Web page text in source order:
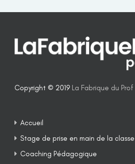
Copyright © 2019 La Fabrique du Prof
Accueil
Stage de prise en main de la classe
Coaching Pédagogique